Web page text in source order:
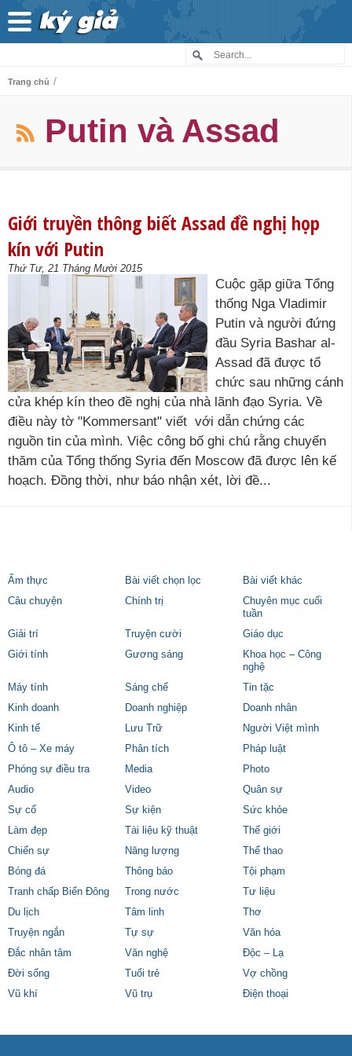
Trang chủ /
Putin và Assad
Giới truyền thông biết Assad đề nghị họp
kín với Putin
Thứ Tư, 21 Tháng Mười 2015
Cuộc gặp giữa Tổng
thống Nga Vladimir
Putin và người đứng
đầu Syria Bashar al-
Assad đã được tổ
chức sau những cánh
cửa khép kín theo đề nghị của nhà lãnh đạo Syria. Về
điều này tờ "Kommersant" viết với dẫn chứng các
nguồn tin của mình. Việc công bố ghi chú rằng chuyến
thăm của Tổng thống Syria đến Moscow đã được lên kế
hoạch. Đồng thời, như báo nhận xét, lời đề...
Ẩm thực Bài viết chọn lọc
Bài viết khác
Câu chuyện
Chính trị
Chuyên mục cuối
tuần
Giải trí
Truyện cười
Giáo dục
Giới tính
Gương sáng
Khoa học – Công
nghệ
Máy tính
Sáng chế
Tin tặc
Kinh doanh
Doanh nghiệp
Doanh nhân
Kinh tế
Lưu Trữ
Người Việt mình
Ô tô – Xe máy
Phân tích
Pháp luật
Phóng sự điều tra
Media
Photo
Audio
Video
Quân sự
Sự cố
Sự kiện
Sức khỏe
Làm đẹp
Tài liệu kỹ thuật
Thế giới
Chiến sự
Năng lượng
Thể thao
Bóng đá
Thông báo
Tội phạm
Tranh chấp Biển Đông
Trong nước
Tư liệu
Du lịch
Tâm linh
Thơ
Truyện ngắn
Tự sự
Văn hóa
Đắc nhân tâm
Văn nghệ
Độc – Lạ
Đời sống
Tuổi trẻ
Vợ chồng
Vũ khí
Vũ trụ Điện thoại